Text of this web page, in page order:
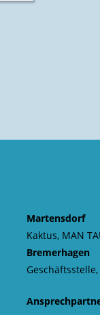
Martensdorf
Kaktus, MAN
Bremerhagen